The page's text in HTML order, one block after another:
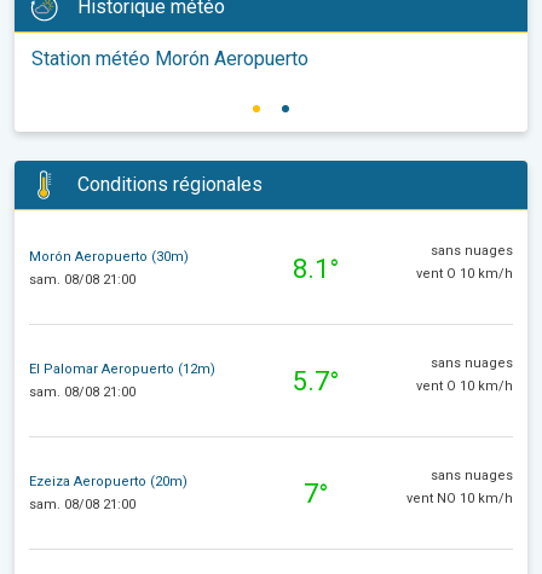
Historique météo
Station météo Morón Aeropuerto
Conditions régionales
Morón Aeropuerto (30m)
sam. 08/08 21:00
8.1°
sans nuages
vent O 10 km/h
El Palomar Aeropuerto (12m)
sam. 08/08 21:00
5.7°
sans nuages
vent O 10 km/h
Ezeiza Aeropuerto (20m)
sam. 08/08 21:00
7°
sans nuages
vent NO 10 km/h